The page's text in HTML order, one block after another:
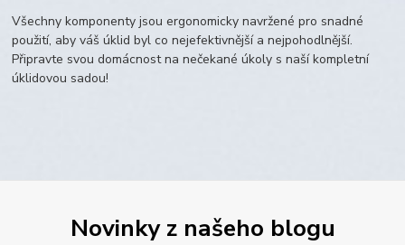
Všechny komponenty jsou ergonomicky navržené pro snadné
použití, aby váš úklid byl co nejefektivnější a nejpohodlnější.
Připravte svou domácnost na nečekané úkoly s naší kompletní
úklidovou sadou!
Novinky z našeho blogu